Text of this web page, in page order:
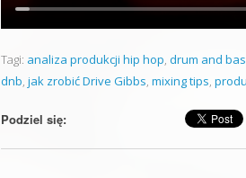
Tagi: analiza produkcji hip hop, drum and
dnb, jak zrobić Drive Gibbs, mixing tips,
Podziel się: